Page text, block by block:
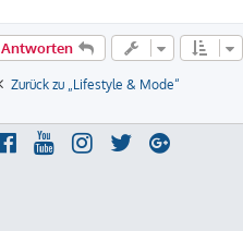
Antworten
Zurück zu „Lifestyle & Mode“